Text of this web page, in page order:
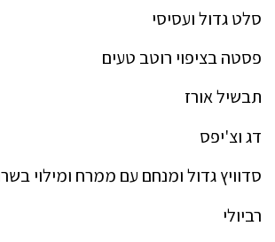
סלט גדול ועסיסי
פסטה בציפוי רוטב טעים
תבשיל אורז
דג וצ'יפס
סדוויץ גדול ומנחם עם ממרח ומילוי
רביולי